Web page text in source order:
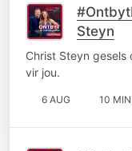
Steyn
Christ Steyn gesels
vir jou.
6 AUG 10 MIN